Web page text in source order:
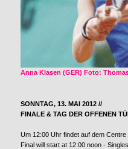
Anna Klasen (GER) Foto:
SONNTAG, 13. MAI 2012 //
FINALE & TAG DER OFFENEN
Um 12:00 Uhr findet auf dem
Final will start at 12:00 noon -